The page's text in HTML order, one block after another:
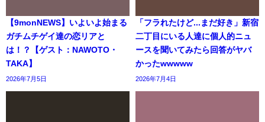
【9monNEWS】いよいよ始まる
ガチムチゲイ達の恋リアと
は！？【ゲスト：NAWOTO・
TAKA】
2026年7月5日
「フラれたけど...まだ好き」新宿
二丁目にいる人達に個人的ニュ
ースを聞いてみたら回答がヤバ
かったwwwww
2026年7月4日